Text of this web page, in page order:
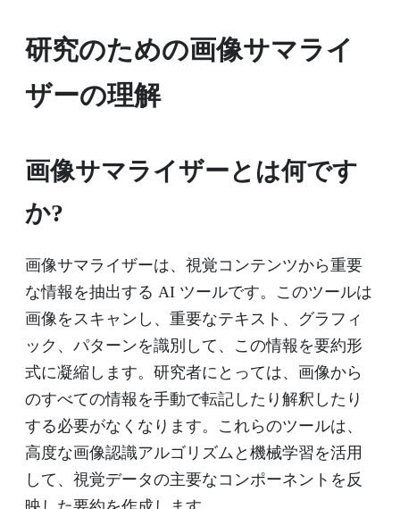
研究のための画像サマライ
ザーの理解
画像サマライザーとは何です
か?
画像サマライザーは、視覚コンテンツから重要
な情報を抽出する AI ツールです。このツールは
画像をスキャンし、重要なテキスト、グラフィ
ック、パターンを識別して、この情報を要約形
式に凝縮します。研究者にとっては、画像から
のすべての情報を手動で転記したり解釈したり
する必要がなくなります。これらのツールは、
高度な画像認識アルゴリズムと機械学習を活用
して、視覚データの主要なコンポーネントを反